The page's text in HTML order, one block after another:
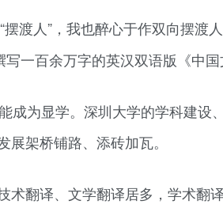
渡人”，我也醉心于作双向摆渡
一百余万字的英汉双语版《中国
成为显学。深圳大学的学科建设
架桥铺路、添砖加瓦。
术翻译、文学翻译居多，学术翻